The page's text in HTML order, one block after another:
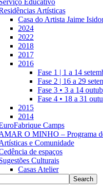
Educativo
Artísticas
Casa do Artista Jaime
2024
2022
2018
2017
2016
Fase 1 | 1 a 14
Fase 2 | 16 a 29
Fase 3 • 3 a 14
Fase 4 • 18 a 31
2015
2014
Camps
O MINHO – Programa
e Comunidade
de espaços
Culturais
Casas Atelier